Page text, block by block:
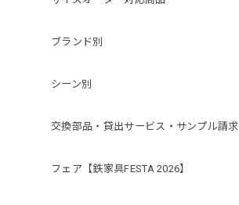
ブランド別
シーン別
交換部品・貸出サービス・サンプル請求
フェア【鉄家具FESTA 2026】